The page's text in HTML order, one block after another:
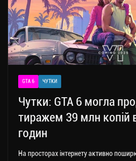
GTA 6 ЧУТКИ
Чутки: GTA 6 могла
тиражем 39 млн копій
годин
На просторах інтернету активно